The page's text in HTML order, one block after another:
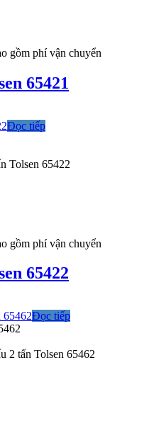
gồm phí vận chuyển
65421
Đọc tiếp
Tolsen 65422
gồm phí vận chuyển
65422
Đọc tiếp
2 tấn Tolsen 65462